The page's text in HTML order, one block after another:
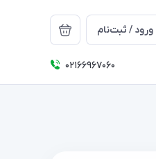
ورود / ثبت‌نام
۰۲۱66967060